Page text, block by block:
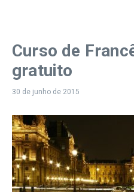
Curso de
gratuito
30 de junho de 2015